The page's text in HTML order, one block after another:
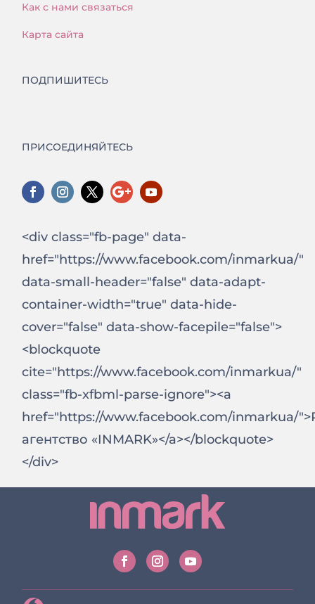
Как с нами связаться
Карта сайта
ПОДПИШИТЕСЬ
ПРИСОЕДИНЯЙТЕСЬ
<div class="fb-page" data-
href="https://www.facebook.com/inmarkua/"
data-small-header="false" data-adapt-
container-width="true" data-hide-
cover="false" data-show-facepile="false">
<blockquote
cite="https://www.facebook.com/inmarkua/"
class="fb-xfbml-parse-ignore"><a
href="https://www.facebook.com/inmarkua/
агентство «INMARK»</a></blockquote>
</div>